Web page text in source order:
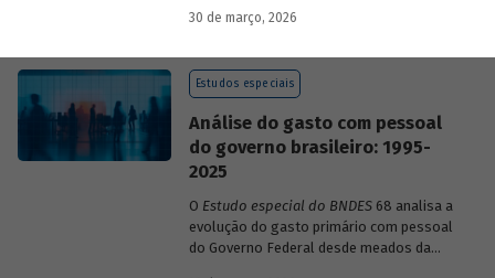
setores, entre 2010 e 2022.
30 de março, 2026
Estudos especiais
Análise do gasto com pessoal
do governo brasileiro: 1995-
2025
O Estudo especial do BNDES68 analisa a
evolução do gasto primário com pessoal
do Governo Federal desde meados da